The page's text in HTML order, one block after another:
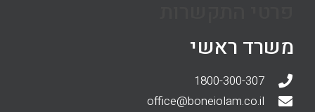
משרד ראשי
1800-300-307
office@boneiolam.co.il